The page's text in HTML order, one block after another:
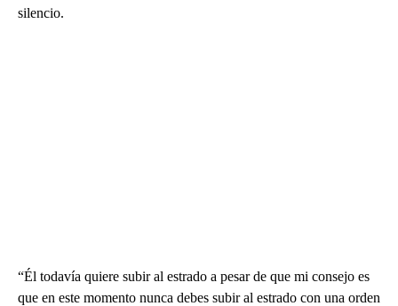
silencio.
“Él todavía quiere subir al estrado a pesar de que mi consejo es
que en este momento nunca debes subir al estrado con una orden